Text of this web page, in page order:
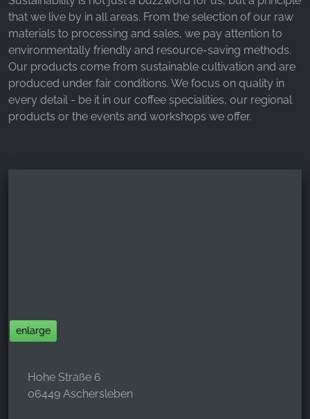
that we live by in all areas. From the selection of our raw
materials to processing and sales, we pay attention to
environmentally friendly and resource-saving methods.
Our products come from sustainable cultivation and are
produced under fair conditions. We focus on quality in
every detail - be it in our coffee specialities, our regional
products or the events and workshops we offer.
enlarge
Hohe Straße 6
06449 Aschersleben